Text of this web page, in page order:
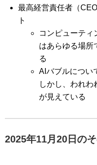
最高経営責任者（
ト
コンピューティ
はあらゆる場所
る
AIバブルについ
しかし、われわ
が見えている
2025年11月20日の